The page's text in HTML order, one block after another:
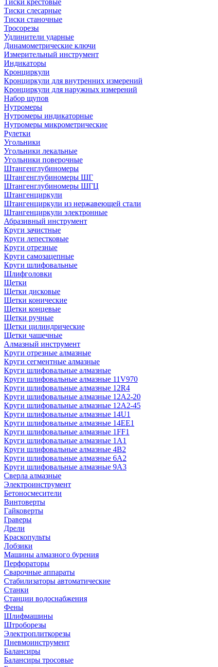
Тиски крестовые
Тиски слесарные
Тиски станочные
Тросорезы
Удлинители ударные
Динамометрические ключи
Измерительный инструмент
Индикаторы
Кронциркули
Кронциркули для внутренних измерений
Кронциркули для наружных измерений
Набор щупов
Нутромеры
Нутромеры индикаторные
Нутромеры микрометрические
Рулетки
Угольники
Угольники лекальные
Угольники поверочные
Штангенглубиномеры
Штангенглубиномеры ШГ
Штангенглубиномеры ШГЦ
Штангенциркули
Штангенциркули из нержавеющей стали
Штангенциркули электронные
Абразивный инструмент
Круги зачистные
Круги лепестковые
Круги отрезные
Круги самозацепные
Круги шлифовальные
Шлифголовки
Щетки
Щетки дисковые
Щетки конические
Щетки концевые
Щетки ручные
Щетки цилиндрические
Щетки чашечные
Алмазный инструмент
Круги отрезные алмазные
Круги сегментные алмазные
Круги шлифовальные алмазные
Круги шлифовальные алмазные 11V970
Круги шлифовальные алмазные 12R4
Круги шлифовальные алмазные 12А2-20
Круги шлифовальные алмазные 12А2-45
Круги шлифовальные алмазные 14U1
Круги шлифовальные алмазные 14ЕЕ1
Круги шлифовальные алмазные 1FF1
Круги шлифовальные алмазные 1А1
Круги шлифовальные алмазные 4В2
Круги шлифовальные алмазные 6A2
Круги шлифовальные алмазные 9А3
Сверла алмазные
Электроинструмент
Бетоносмесители
Винтоверты
Гайковерты
Граверы
Дрели
Краскопульты
Лобзики
Машины алмазного бурения
Перфораторы
Сварочные аппараты
Стабилизаторы автоматические
Станки
Станции водоснабжения
Фены
Шлифмашины
Штроборезы
Электроплиткорезы
Пневмоинструмент
Балансиры
Балансиры тросовые